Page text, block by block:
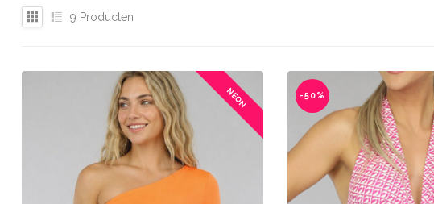
9 Producten
NEON -50%